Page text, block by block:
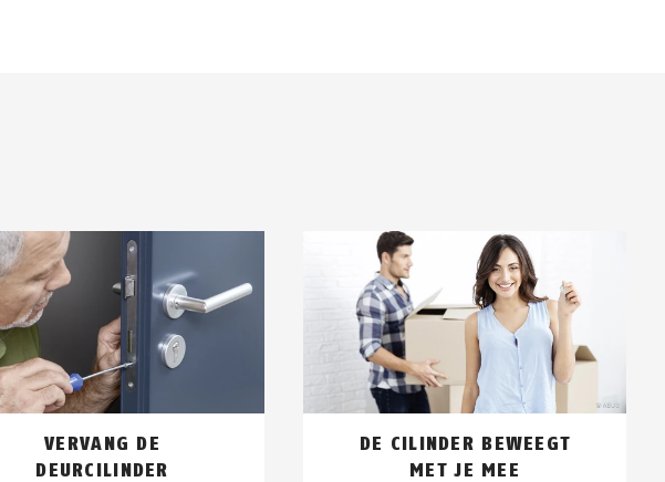
VERVANG DE
DEURCILINDER
DE CILINDER BEWEEGT
MET JE MEE